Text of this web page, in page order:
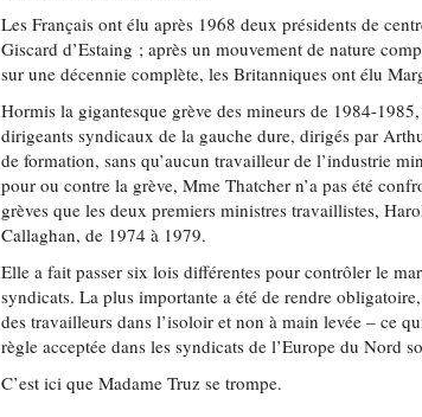
Les Français ont élu après 1968 deux présidents de
Giscard d’Estaing ; après un mouvement de nature
sur une décennie complète, les Britanniques ont élu
Hormis la gigantesque grève des mineurs de 1984-
dirigeants syndicaux de la gauche dure, dirigés par
de formation, sans qu’aucun travailleur de l’industrie
pour ou contre la grève, Mme Thatcher n’a pas été
grèves que les deux premiers ministres travaillistes,
Callaghan, de 1974 à 1979.
Elle a fait passer six lois différentes pour contrôler le
syndicats. La plus importante a été de rendre
des travailleurs dans l’isoloir et non à main levée – ce
règle acceptée dans les syndicats de l’Europe du Nord
C’est ici que Madame Truz se trompe.